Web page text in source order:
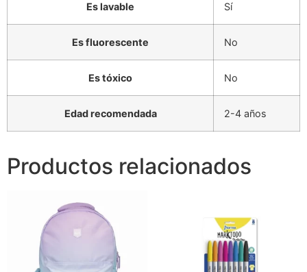
Es lavable Sí
Es fluorescente No
Es tóxico No
Edad recomendada 2-4 años
Productos relacionados